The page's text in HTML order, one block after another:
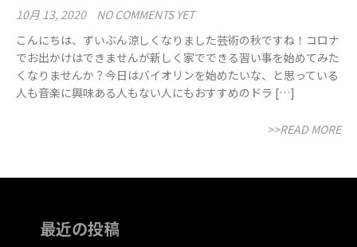
10月 13, 2020
NO COMMENTS YET
こんにちは、ずいぶん涼しくなりました芸術の秋ですね！コロナ
でお出かけはできませんが新しく家でできる習い事を始めてみた
くなりませんか？今日はバイオリンを始めたいな、と思っている
人も音楽に興味ある人もない人にもおすすめのドラ […]
>>READ MORE
最近の投稿